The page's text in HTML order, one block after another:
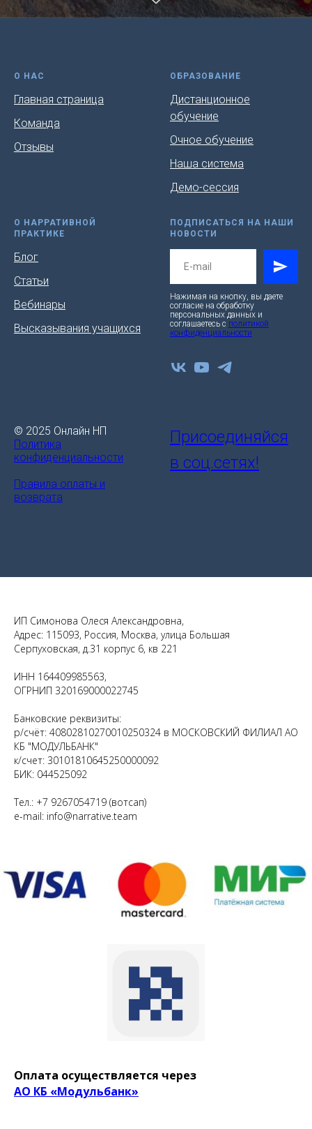
О НАС
Главная страница
Команда
Отзывы
ОБРАЗОВАНИЕ
Дистанционное
обучение
Очное обучение
Наша система
Демо-сессия
О НАРРАТИВНОЙ
ПРАКТИКЕ
Блог
Статьи
Вебинары
Высказывания учащихся
ПОДПИСАТЬСЯ НА НАШИ
НОВОСТИ
Нажимая на кнопку, вы даете
согласие на обработку
персональных данных и
соглашаетесь c политикой
конфиденциальности
© 2025 Онлайн НП
Политика
конфиденциальности
Правила оплаты и
возврата
Присоединяйся
в соц.сетях!
ИП Симонова Олеся Александровна,
Адрес: 115093, Россия, Москва, улица Большая
Серпуховская, д.31 корпус 6, кв 221
ИНН 164409985563,
ОГРНИП 320169000022745
Банковские реквизиты:
р/счёт: 40802810270010250324 в МОСКОВСКИЙ ФИЛИАЛ АО
КБ "МОДУЛЬБАНК"
к/счет: 30101810645250000092
БИК: 044525092
Тел.: +7 9267054719 (вотсап)
e-mail: info@narrative.team
Оплата осуществляется через
АО КБ «Модульбанк»